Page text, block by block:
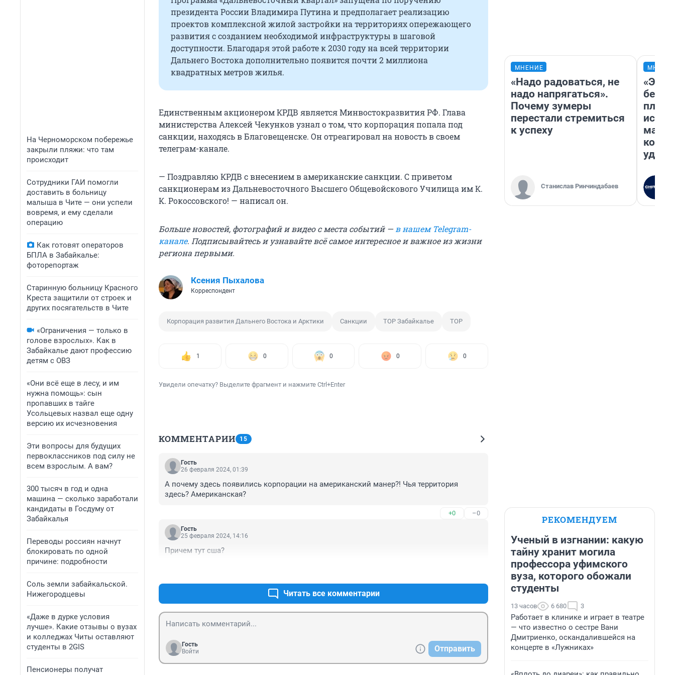
На Черноморском побережье
закрыли пляжи: что там
происходит
Сотрудники ГАИ помогли
доставить в больницу
малыша в Чите — они успели
вовремя, и ему сделали
операцию
Как готовят операторов
БПЛА в Забайкалье:
фоторепортаж
Старинную больницу Красного
Креста защитили от строек и
других посягательств в Чите
«Ограничения — только в
голове взрослых». Как в
Забайкалье дают профессию
детям с ОВЗ
«Они всё еще в лесу, и им
нужна помощь»: сын
пропавших в тайге
Усольцевых назвал еще одну
версию их исчезновения
Эти вопросы для будущих
первоклассников под силу не
всем взрослым. А вам?
300 тысяч в год и одна
машина — сколько заработали
кандидаты в Госдуму от
Забайкалья
Переводы россиян начнут
блокировать по одной
причине: подробности
Соль земли забайкальской.
Нижегородцевы
«Даже в дурке условия
лучше». Какие отзывы о вузах
и колледжах Читы оставляют
студенты в 2GIS
Пенсионеры получат
президента России Владимира Путина и предполагает реализацию
проектов комплексной жилой застройки на территориях опережающего
развития с созданием необходимой инфраструктуры в шаговой
доступности. Благодаря этой работе к 2030 году на всей территории
Дальнего Востока дополнительно появится почти 2 миллиона
квадратных метров жилья.
Единственным акционером КРДВ является Минвостокразвития РФ. Глава
министерства Алексей Чекунков узнал о том, что корпорация попала под
санкции, находясь в Благовещенске. Он отреагировал на новость в своем
телеграм-канале.
— Поздравляю КРДВ с внесением в американские санкции. С приветом
санкционерам из Дальневосточного Высшего Общевойскового Училища им К.
К. Рокоссовского! — написал он.
Больше новостей, фотографий и видео с места событий — в нашем Telegram-
канале. Подписывайтесь и узнавайте всё самое интересное и важное из жизни
региона первыми.
Ксения Пыхалова
Корреспондент
Корпорация развития Дальнего Востока и Арктики Санкции ТОР Забайкалье ТОР
1 0 0 0 0
Увидели опечатку? Выделите фрагмент и нажмите Ctrl+Enter
КОММЕНТАРИИ 15
Гость
26 февраля 2024, 01:39
А почему здесь появились корпорации на американский манер?! Чья территория
здесь? Американская?
+0 –0
Гость
25 февраля 2024, 14:16
Причем тут сша?
Читать все комментарии
Гость
Войти
Отправить
МНЕНИЕ
«Надо радоваться, не
надо напрягаться».
Почему зумеры
перестали стремиться
к успеху
Станислав Ринчиндабаев
«Это
РЕКОМЕНДУЕМ
Ученый в изгнании: какую
тайну хранит могила
профессора уфимского
вуза, которого обожали
студенты
13 часов 6 680 3
Работает в клинике и играет в театре
— что известно о сестре Вани
Дмитриенко, оскандалившейся на
концерте в «Лужниках»